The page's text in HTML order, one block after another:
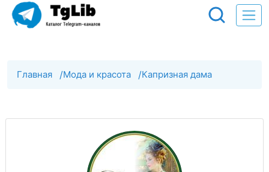
Главная /Мода и красота /Капризная дама